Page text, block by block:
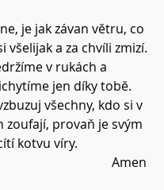
je jak závan větru, co
všelijak a za chvíli zmizí.
v rukách a
jen díky tobě.
všechny, kdo si v
zoufají, provaň je svým
kotvu víry.
Amen